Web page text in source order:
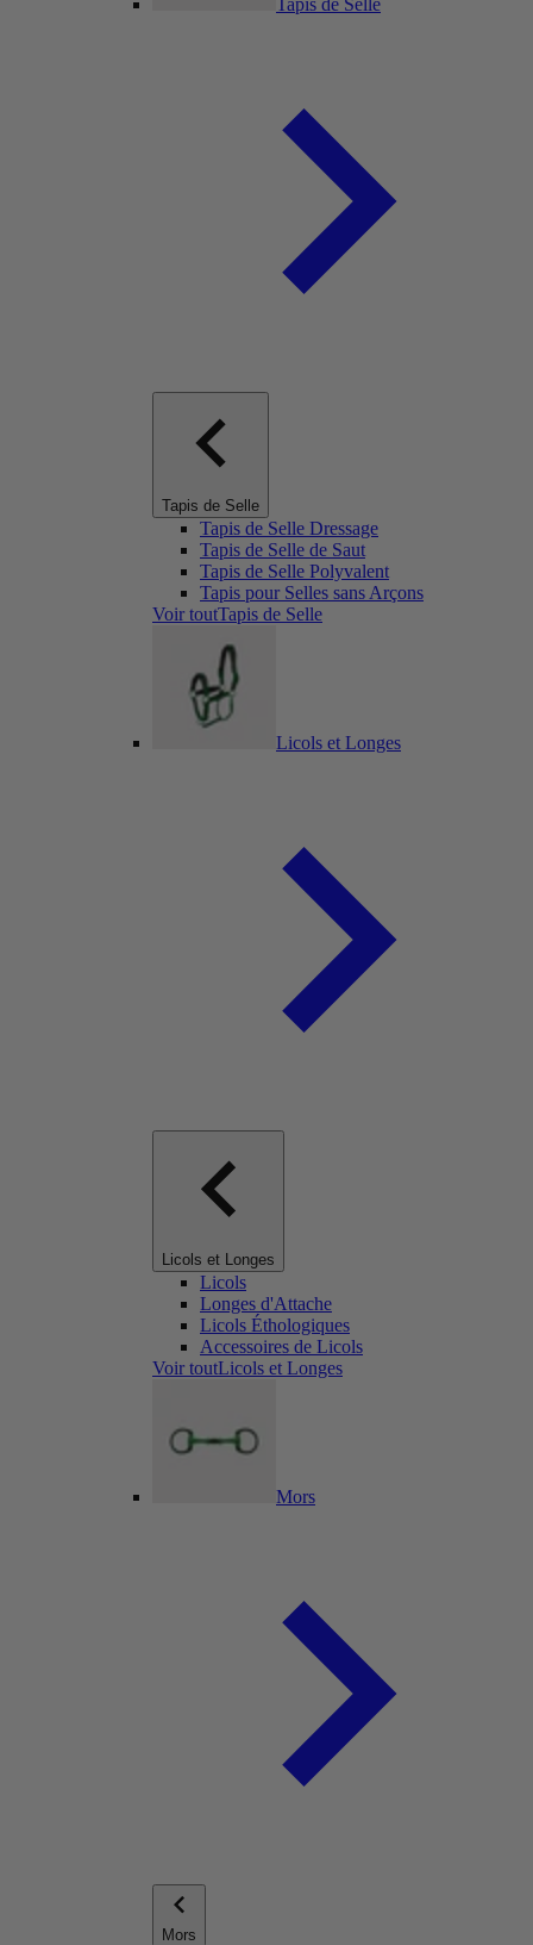
Tapis de Selle
Tapis de Selle Dressage
Tapis de Selle de Saut
Tapis de Selle Polyvalent
Tapis pour Selles sans Arçons
Voir toutTapis de Selle
Licols et Longes
Licols et Longes
Licols
Longes d'Attache
Licols Éthologiques
Accessoires de Licols
Voir toutLicols et Longes
Mors
Mors